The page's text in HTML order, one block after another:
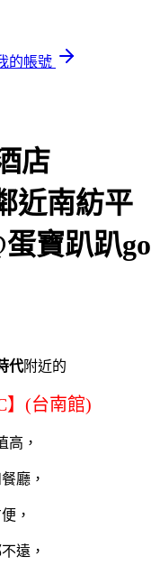
的帳號
店
近南紡平
寶趴趴go
代附近的
】(台南館)
高，
廳，
，
遠，